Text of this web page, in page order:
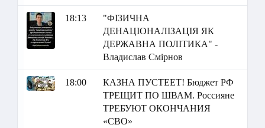
18:13
"ФІЗИЧНА
ДЕНАЦІОНАЛІЗАЦІЯ ЯК
ДЕРЖАВНА ПОЛІТИКА" -
Владислав Смірнов
18:00
КАЗНА ПУСТЕЕТ! Бюджет РФ
ТРЕЩИТ ПО ШВАМ. Россияне
ТРЕБУЮТ ОКОНЧАНИЯ
«СВО»